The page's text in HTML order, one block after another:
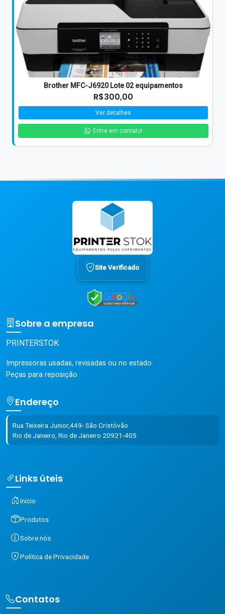
Brother MFC-J6920 Lote 02 equipamentos
R$300,00
Ver detalhes
Entre em contato!
Site Verificado
Sobre a empresa
PRINTERSTOK
Impressoras usadas, revisadas ou no estado.
Peças para reposição
Endereço
Rua Teixeira Junior,449- São Cristóvão
Rio de Janeiro, Rio de Janeiro 20921-405
Links úteis
Início
Produtos
Sobre nós
Política de Privacidade
Contatos